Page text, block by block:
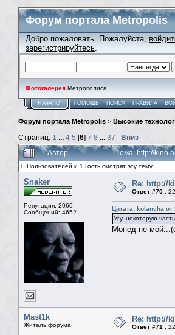
Форум портала Metropolis
Добро пожаловать. Пожалуйста,
зарегистрируйтесь.
Фотогалерея Метрополиса
НАЧАЛО ПОМОЩЬ ПОИСК ПРАВИЛА
Форум портала Metropolis > Высокие
Страниц: 1 ... 4 5 [6] 7 8 ... 37
Вниз
Автор
Тема: http://
0 Пользователей и 1 Гость смотрят эту тему.
Snaker
Репутация: 2060
Сообщений: 4652
Re: http://
Ответ #70 :
Цитата: kolancha
Угу, некоторую
Мопед не
Mast1k
Житель форума
Re: http://
Ответ #71 :